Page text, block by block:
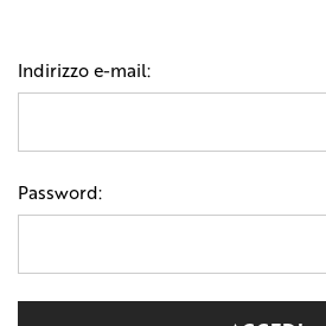
Indirizzo e-mail:
Password: